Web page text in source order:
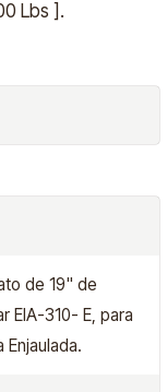
Lbs ].
de 19" de
EIA-310- E, para